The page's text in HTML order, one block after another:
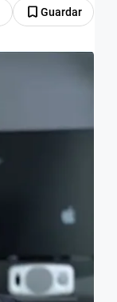
Guardar